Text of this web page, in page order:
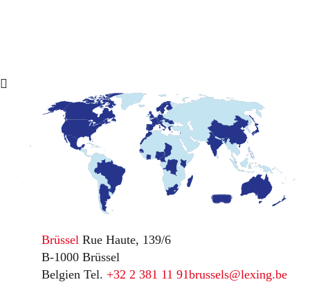
Brüssel Rue Haute, 139/6
B-1000 Brüssel
Belgien Tel. +32 2 381 11 91brussels@lexing.be